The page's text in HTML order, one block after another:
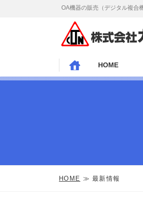
OA機器の販売（デジタル複合
HOME
HOME ≫ 最新情報